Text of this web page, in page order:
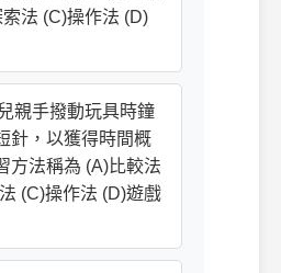
法 (C)操作法 (D)
手撥動玩具時鐘
針，以獲得時間概
方法稱為 (A)比較法
(C)操作法 (D)遊戲